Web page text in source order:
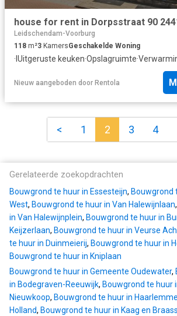
Leidschendam-Voorburg
118 m²3 KamersGeschakelde Woning
· IUitgeruste keuken·Opslagruimte·
Nieuw aangeboden door Rentola
< 1 2 3 4
Gerelateerde zoekopdrachten
Bouwgrond te huur in Essesteijn, Bouwgrond
West, Bouwgrond te huur in Van Halewijnlaan,
in Van Halewijnplein, Bouwgrond te huur in
Keijzerlaan, Bouwgrond te huur in Veurse
te huur in Duinmeierij, Bouwgrond te huur in
Bouwgrond te huur in Kniplaan
Bouwgrond te huur in Gemeente Oudewater,
in Bodegraven-Reeuwijk, Bouwgrond te huur
Nieuwkoop, Bouwgrond te huur in
Holland, Bouwgrond te huur in Kaag en